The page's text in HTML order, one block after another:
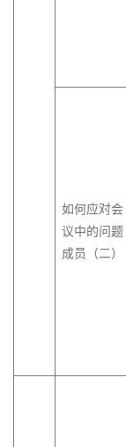
如何应对会
议中的问题
成员（二）